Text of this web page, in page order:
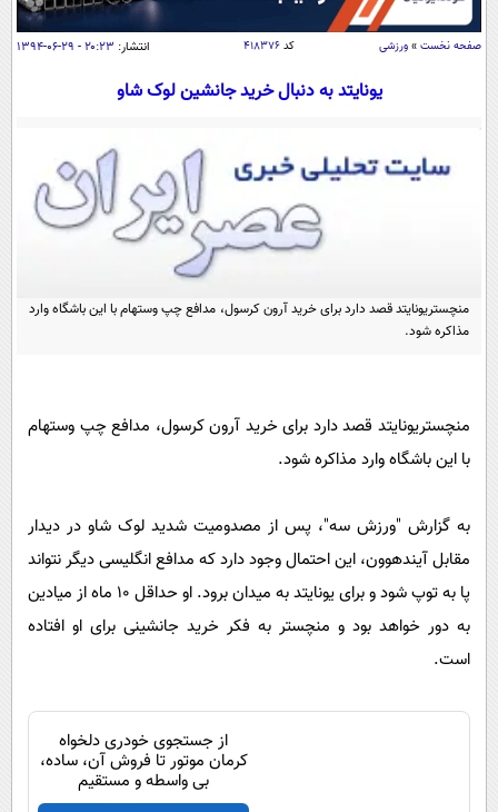
اقتصاد
اقتصادی
جامعه
حوادث
یک برش دانایی
بین الملل
علم و دانش
علمی
گوناگون
مجله تصویری سلاح
ورزش
فناوری
گوناگون
حوادث
سلامت
فرهنگی
خواندنی ها و دیدنی ها
آشپزی
دانلود
آموزش زبان
صفحه نخست » ورزشی کد۴۱۸۳۷۶ انتشار: ۲۰:۲۳ - ۲۹-۰۶-۱۳۹۴
یونایتد به دنبال خرید جانشین لوک شاو
منچستریونایتد قصد دارد برای خرید آرون کرسول، مدافع چپ وستهام با این باشگاه وارد
مذاکره شود.
منچستریونایتد قصد دارد برای خرید آرون کرسول، مدافع چپ وستهام
با این باشگاه وارد مذاکره شود.
به گزارش "ورزش سه"، پس از مصدومیت شدید لوک شاو در دیدار
مقابل آیندهوون، این احتمال وجود دارد که مدافع انگلیسی دیگر نتواند
پا به توپ شود و برای یونایتد به میدان برود. او حداقل 10 ماه از میادین
به دور خواهد بود و منچستر به فکر خرید جانشینی برای او افتاده
است.
از جستجوی خودری دلخواه
کرمان موتور تا فروش آن، ساده،
بی واسطه و مستقیم